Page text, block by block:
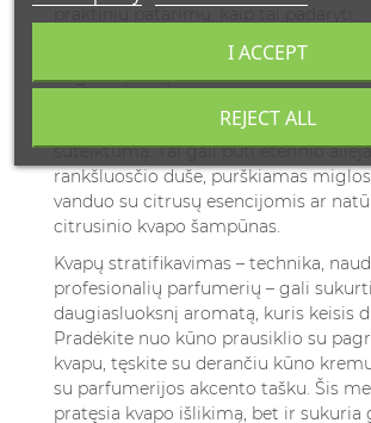
Rytinio ritualo sukūrimas su kvapais
teigiamą toną visai dienai. Pradėkite
kvapais, kurie natūraliai stimuliuoja
sutelktumą. Tai gali būti eterinio
rankšluosčio duše, purškiamas
vanduo su citrusų esencijomis ar
citrusinio kvapo šampūnas.
Kvapų stratifikavimas – technika,
profesionalių parfumerių – gali
daugiasluoksnį aromatą, kuris keisis
Pradėkite nuo kūno prausiklio su
kvapu, tęskite su derančiu kūno
su parfumerijos akcento tašku. Šis
pratęsia kvapo išlikimą, bet ir sukuria
REJECT ALL
I ACCEPT